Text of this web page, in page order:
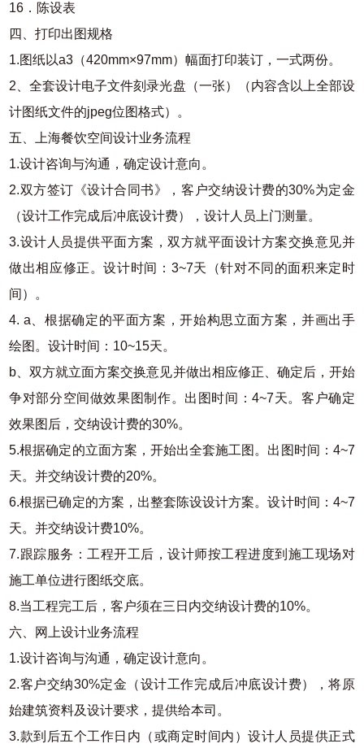
16．陈设表
四、打印出图规格
1.图纸以a3（420mm×97mm）幅面打印装订，一式两份。
2、全套设计电子文件刻录光盘（一张）（内容含以上全部设
计图纸文件的jpeg位图格式）。
五、上海餐饮空间设计业务流程
1.设计咨询与沟通，确定设计意向。
2.双方签订《设计合同书》，客户交纳设计费的30%为定金
（设计工作完成后冲底设计费），设计人员上门测量。
3.设计人员提供平面方案，双方就平面设计方案交换意见并
做出相应修正。设计时间：3~7天（针对不同的面积来定时
间）。
4. a、根据确定的平面方案，开始构思立面方案，并画出手
绘图。设计时间：10~15天。
b、双方就立面方案交换意见并做出相应修正、确定后，开始
争对部分空间做效果图制作。出图时间：4~7天。客户确定
效果图后，交纳设计费的30%。
5.根据确定的立面方案，开始出全套施工图。出图时间：4~7
天。并交纳设计费的20%。
6.根据已确定的方案，出整套陈设设计方案。设计时间：4~7
天。并交纳设计费10%。
7.跟踪服务：工程开工后，设计师按工程进度到施工现场对
施工单位进行图纸交底。
8.当工程完工后，客户须在三日内交纳设计费的10%。
六、网上设计业务流程
1.设计咨询与沟通，确定设计意向。
2.客户交纳30%定金（设计工作完成后冲底设计费），将原
始建筑资料及设计要求，提供给本司。
3.款到后五个工作日内（或商定时间内）设计人员提供正式